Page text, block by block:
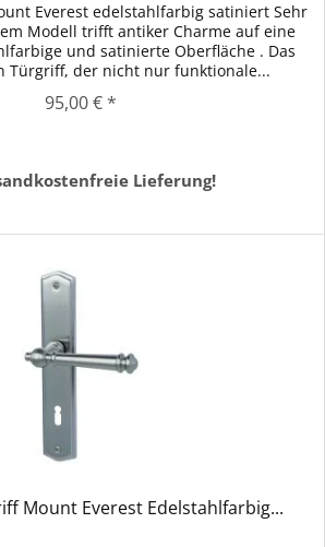
Everest edelstahlfarbig satiniert Sehr
Modell trifft antiker Charme auf eine
und satinierte Oberfläche . Das
Türgriff, der nicht nur funktionale...
95,00 € *
Lieferung!
Mount Everest Edelstahlfarbig...